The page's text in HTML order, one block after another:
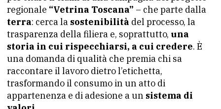
regionale “Vetrina Toscana” – che parte dalla
terra: cerca la sostenibilità del processo, la
trasparenza della filiera e, soprattutto, una
storia in cui rispecchiarsi, a cui credere. È
una domanda di qualità che premia chi sa
raccontare il lavoro dietro l’etichetta,
trasformando il consumo in un atto di
appartenenza e di adesione a un sistema di